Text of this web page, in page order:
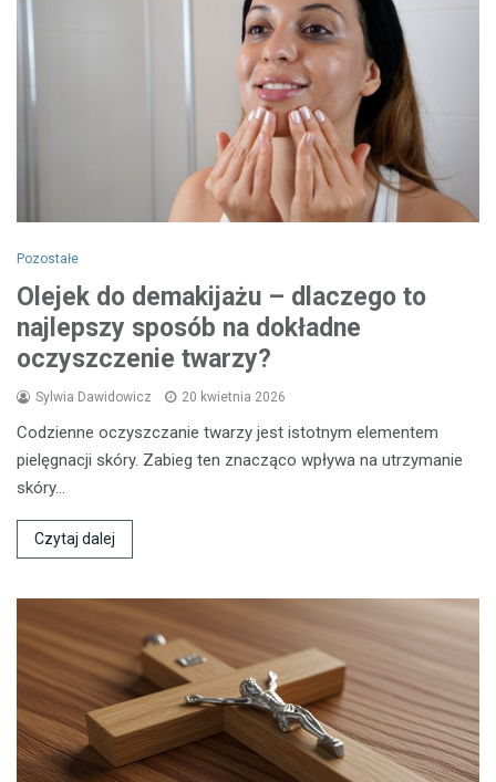
Pozostałe
Olejek do demakijażu – dlaczego to
najlepszy sposób na dokładne
oczyszczenie twarzy?
Sylwia Dawidowicz 20 kwietnia 2026
Codzienne oczyszczanie twarzy jest istotnym elementem
pielęgnacji skóry. Zabieg ten znacząco wpływa na utrzymanie
skóry…
Czytaj dalej